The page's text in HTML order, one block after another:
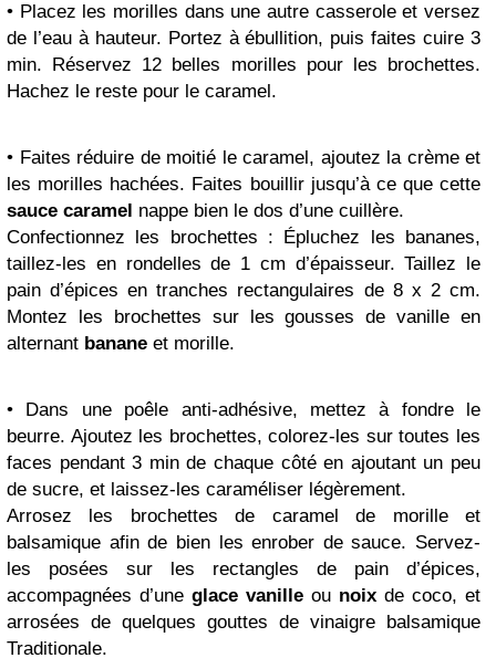
• Placez les morilles dans une autre casserole et versez
de l’eau à hauteur. Portez à ébullition, puis faites cuire 3
min. Réservez 12 belles morilles pour les brochettes.
Hachez le reste pour le caramel.
• Faites réduire de moitié le caramel, ajoutez la crème et
les morilles hachées. Faites bouillir jusqu’à ce que cette
sauce caramel nappe bien le dos d’une cuillère.
Confectionnez les brochettes : Épluchez les bananes,
taillez-les en rondelles de 1 cm d’épaisseur. Taillez le
pain d’épices en tranches rectangulaires de 8 x 2 cm.
Montez les brochettes sur les gousses de vanille en
alternant banane et morille.
• Dans une poêle anti-adhésive, mettez à fondre le
beurre. Ajoutez les brochettes, colorez-les sur toutes les
faces pendant 3 min de chaque côté en ajoutant un peu
de sucre, et laissez-les caraméliser légèrement.
Arrosez les brochettes de caramel de morille et
balsamique afin de bien les enrober de sauce. Servez-
les posées sur les rectangles de pain d’épices,
accompagnées d’une glace vanille ou noix de coco, et
arrosées de quelques gouttes de vinaigre balsamique
Traditionale.